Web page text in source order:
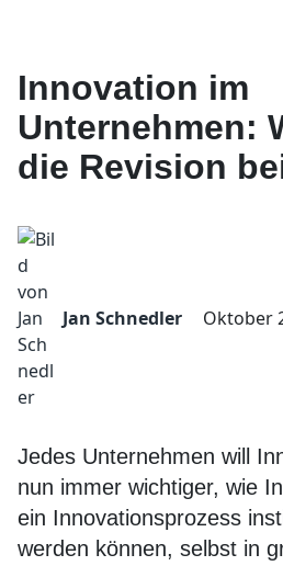
Innovation im
Unternehmen:
die Revision
Jan Schnedler Oktober
Jedes Unternehmen will
nun immer wichtiger, wie
ein Innovationsprozess
werden können, selbst in